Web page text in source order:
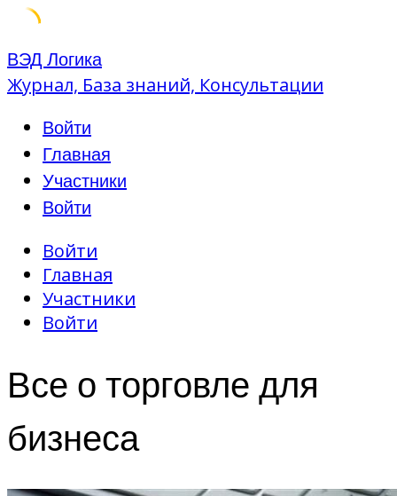
Skip
to
ВЭД Логика
Журнал, База знаний, Консультации
Войти
Главная
Участники
Войти
Войти
Главная
Участники
Войти
Все о торговле для
бизнеса